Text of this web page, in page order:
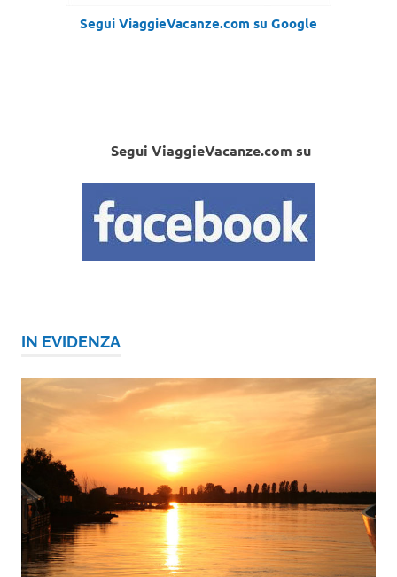
Segui ViaggieVacanze.com su Google
Segui ViaggieVacanze.com su
IN EVIDENZA